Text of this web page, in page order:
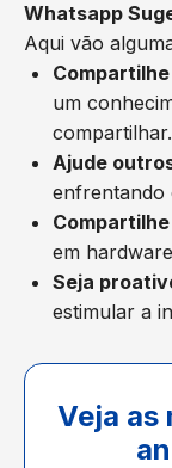
Whatsapp
Aqui vão
um
compartilhar.
Ajude
enfrentando
em
Seja
estimular a
Veja as